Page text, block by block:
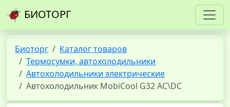
БИОТОРГ
Биоторг
Каталог товаров
Термосумки, автохолодильники
Автохолодильники электрические
Автохолодильник MobiCool G32 AC\DC